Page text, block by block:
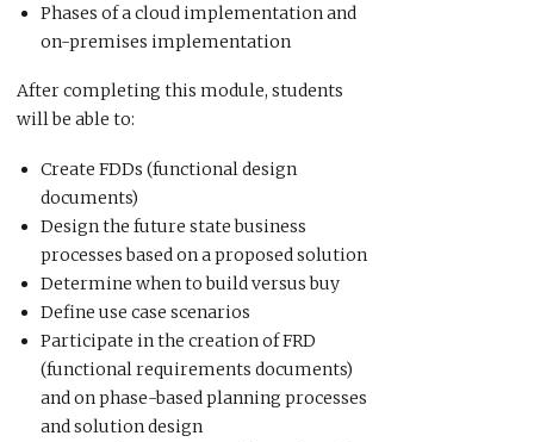
Phases of a cloud implementation and
on-premises implementation
After completing this module, students
will be able to:
Create FDDs (functional design
documents)
Design the future state business
processes based on a proposed solution
Determine when to build versus buy
Define use case scenarios
Participate in the creation of FRD
(functional requirements documents)
and on phase-based planning processes
and solution design